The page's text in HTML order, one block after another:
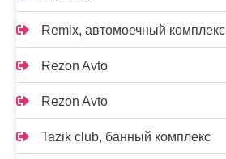
Remix, автомоечный комплекс
Rezon Avto
Rezon Avto
Tazik club, банный комплекс